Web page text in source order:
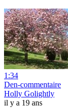
1:34
Den-commentaire
Holly Golightly
il y a 19 ans